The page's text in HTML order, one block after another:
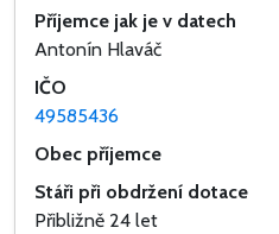
Příjemce jak je v datech
Antonín Hlaváč
IČO
49585436
Obec příjemce
Stáři při obdržení dotace
Přibližně 24 let